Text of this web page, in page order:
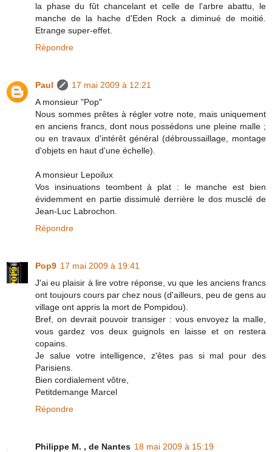
la phase du fût chancelant et celle de l'arbre abattu, le
manche de la hache d'Eden Rock a diminué de moitié.
Etrange super-effet.
Répondre
Paul
17 mai 2009 à 12:21
A monsieur "Pop"
Nous sommes prêtes à régler votre note, mais uniquement
en anciens francs, dont nous possédons une pleine malle ;
ou en travaux d'intérêt général (débroussaillage, montage
d'objets en haut d'une échelle).
A monsieur Lepoilux
Vos insinuations teombent à plat : le manche est bien
évidemment en partie dissimulé derrière le dos musclé de
Jean-Luc Labrochon.
Répondre
Pop9 17 mai 2009 à 19:41
J'ai eu plaisir à lire votre réponse, vu que les anciens francs
ont toujours cours par chez nous (d'ailleurs, peu de gens au
village ont appris la mort de Pompidou).
Bref, on devrait pouvoir transiger : vous envoyez la malle,
vous gardez vos deux guignols en laisse et on restera
copains.
Je salue votre intelligence, z'êtes pas si mal pour des
Parisiens.
Bien cordialement vôtre,
Petitdemange Marcel
Répondre
Philippe M. , de Nantes 18 mai 2009 à 15:19